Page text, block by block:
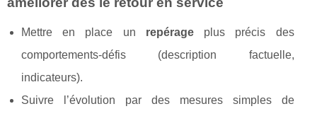
Mettre en place un repérageplus précis des
comportements-défis (description factuelle,
indicateurs).
Suivre l’évolution par des mesures simples de